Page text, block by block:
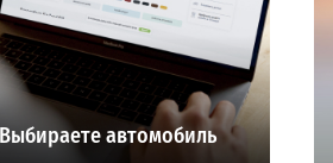
Выбираете автомобиль